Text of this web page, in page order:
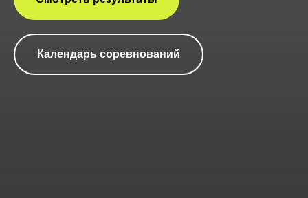
Календарь соревнований